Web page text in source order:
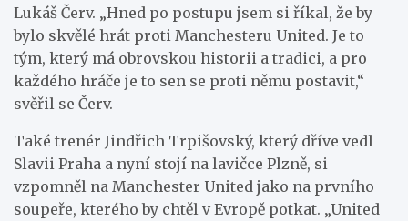
Lukáš Červ. „Hned po postupu jsem si říkal, že by
bylo skvělé hrát proti Manchesteru United. Je to
tým, který má obrovskou historii a tradici, a pro
každého hráče je to sen se proti němu postavit,“
svěřil se Červ.
Také trenér Jindřich Trpišovský, který dříve vedl
Slavii Praha a nyní stojí na lavičce Plzně, si
vzpomněl na Manchester United jako na prvního
soupeře, kterého by chtěl v Evropě potkat. „United